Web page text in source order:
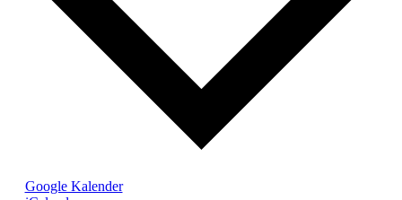
Google Kalender